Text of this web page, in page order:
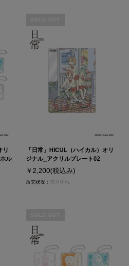
リ
ル
「日常」HICUL（ハイカル）オリ
ジナル_アクリルプレート02
￥2,200(税込み)
販売状況：売り切れ